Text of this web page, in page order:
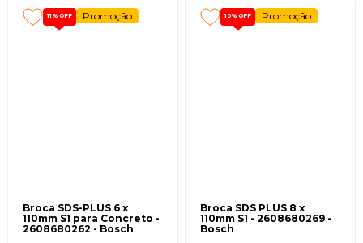
11% OFF Promoção
Broca SDS-PLUS 6 x
110mm S1 para Concreto -
2608680262 - Bosch
10% OFF Promoção
Broca SDS PLUS 8 x
110mm S1 - 2608680269 -
Bosch